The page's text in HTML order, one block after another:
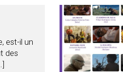
est-il un
des